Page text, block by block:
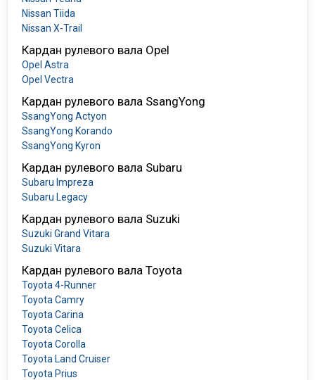
Nissan Tiida
Nissan X-Trail
Кардан рулевого вала Opel
Opel Astra
Opel Vectra
Кардан рулевого вала SsangYong
SsangYong Actyon
SsangYong Korando
SsangYong Kyron
Кардан рулевого вала Subaru
Subaru Impreza
Subaru Legacy
Кардан рулевого вала Suzuki
Suzuki Grand Vitara
Suzuki Vitara
Кардан рулевого вала Toyota
Toyota 4-Runner
Toyota Camry
Toyota Carina
Toyota Celica
Toyota Corolla
Toyota Land Cruiser
Toyota Prius